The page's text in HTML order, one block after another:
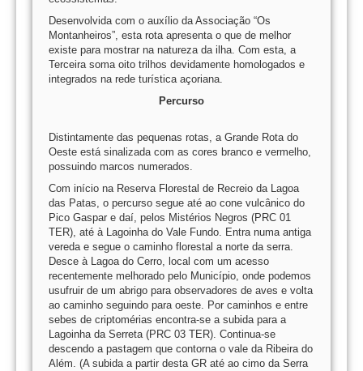
Desenvolvida com o auxílio da Associação “Os
Montanheiros”, esta rota apresenta o que de melhor
existe para mostrar na natureza da ilha. Com esta, a
Terceira soma oito trilhos devidamente homologados e
integrados na rede turística açoriana.
Percurso
Distintamente das pequenas rotas, a Grande Rota do
Oeste está sinalizada com as cores branco e vermelho,
possuindo marcos numerados.
Com início na Reserva Florestal de Recreio da Lagoa
das Patas, o percurso segue até ao cone vulcânico do
Pico Gaspar e daí, pelos Mistérios Negros (PRC 01
TER), até à Lagoinha do Vale Fundo. Entra numa antiga
vereda e segue o caminho florestal a norte da serra.
Desce à Lagoa do Cerro, local com um acesso
recentemente melhorado pelo Município, onde podemos
usufruir de um abrigo para observadores de aves e volta
ao caminho seguindo para oeste. Por caminhos e entre
sebes de criptomérias encontra-se a subida para a
Lagoinha da Serreta (PRC 03 TER). Continua-se
descendo a pastagem que contorna o vale da Ribeira do
Além. (A subida a partir desta GR até ao cimo da Serra